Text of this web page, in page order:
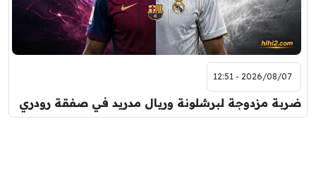
2026/08/07 - 12:51
ضربة مزدوجة لبرشلونة وريال مدريد في صفقة رودري